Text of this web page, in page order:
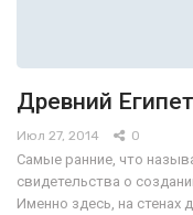
Древний Египет
Июл 27, 2014 0
Самые ранние, что
свидетельства о
Именно здесь, на стенах